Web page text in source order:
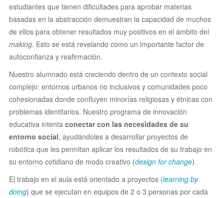
estudiantes que tienen dificultades para aprobar materias
basadas en la abstracción demuestran la capacidad de muchos
de ellos para obtener resultados muy positivos en el ámbito del
making. Esto se está revelando como un importante factor de
autoconfianza y reafirmación.
Nuestro alumnado está creciendo dentro de un contexto social
complejo: entornos urbanos no inclusivos y comunidades poco
cohesionadas donde confluyen minorías religiosas y étnicas con
problemas identitarios. Nuestro programa de innovación
educativa intenta conectar con las necesidades de su
entorno social, ayudándoles a desarrollar proyectos de
robótica que les permitan aplicar los resultados de su trabajo en
su entorno cotidiano de modo creativo (design for change).
El trabajo en el aula está orientado a proyectos (learning by
doing) que se ejecutan en equipos de 2 o 3 personas por cada